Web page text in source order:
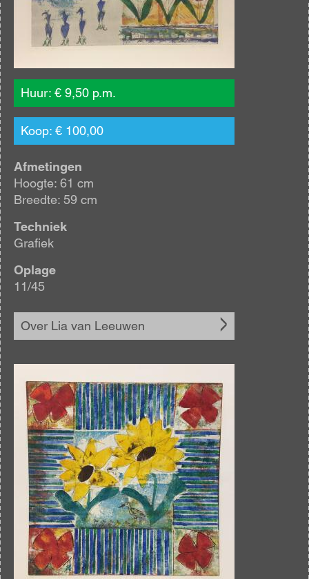
Huur: € 9,50 p.m.
Koop: € 100,00
Afmetingen
Hoogte: 61 cm
Breedte: 59 cm
Techniek
Grafiek
Oplage
11/45
Over Lia van Leeuwen